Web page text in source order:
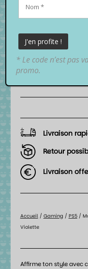
Livraison
Retour
Livraison
Accueil/ Gaming / PS5/
Violette
Affirme ton style avec
* Le code n’est pas
promo.